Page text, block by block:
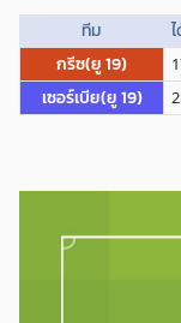
ทีม
กรีซ(ยู 19)
เซอร์เบีย(ยู 19)